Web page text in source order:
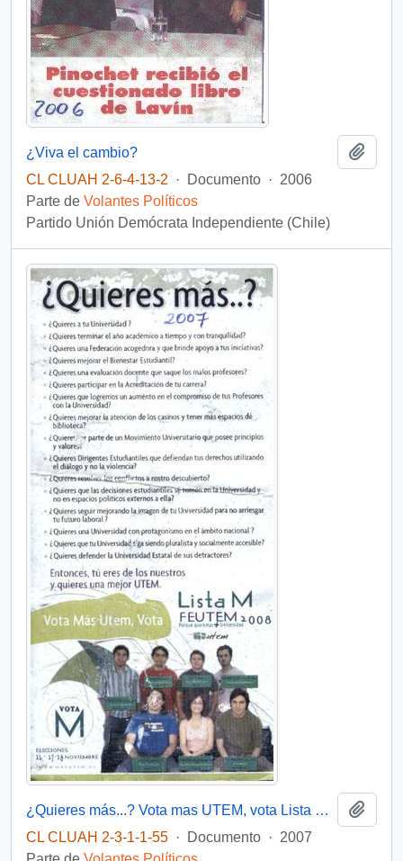
¿Viva el cambio?
CL CLUAH 2-6-4-13-2
· Documento · 2006
Parte de Volantes Políticos
Partido Unión Demócrata Independiente (Chile)
¿Quieres más...? Vota mas UTEM, vota Lista M FEUTEM
CL CLUAH 2-3-1-1-55 · Documento · 2007